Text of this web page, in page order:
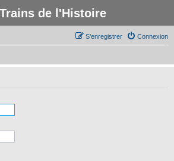
de l'Histoire
Connexion
S’enregistrer